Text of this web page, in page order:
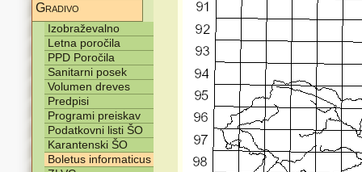
Gradivo
Izobraževalno
Letna poročila
PPD Poročila
Sanitarni posek
Volumen dreves
Predpisi
Programi preiskav
Podatkovni listi ŠO
Karantenski ŠO
Boletus informaticus